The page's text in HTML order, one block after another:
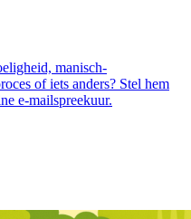
manisch-
of iets anders? Stel hem
e-mailspreekuur.